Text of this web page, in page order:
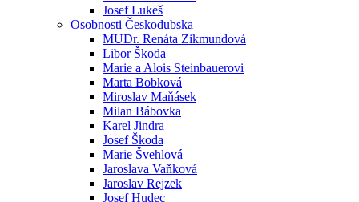
Josef Lukeš
Osobnosti Českodubska
MUDr. Renáta Zikmundová
Libor Škoda
Marie a Alois Steinbauerovi
Marta Bobková
Miroslav Maňásek
Milan Bábovka
Karel Jindra
Josef Škoda
Marie Švehlová
Jaroslava Vaňková
Jaroslav Rejzek
Josef Hudec